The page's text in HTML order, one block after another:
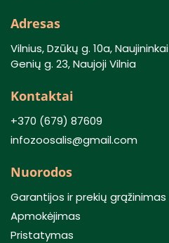
Adresas
Vilnius, Dzūkų g. 10a, Naujininkai
Genių g. 23, Naujoji Vilnia
Kontaktai
+370 (679) 87609
infozoosalis@gmail.com
Nuorodos
Garantijos ir prekių grąžinimas
Apmokėjimas
Pristatymas